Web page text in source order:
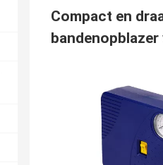
Compact en